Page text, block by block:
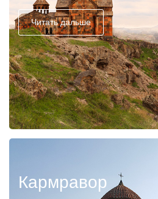
Читать дальше
Кармравор